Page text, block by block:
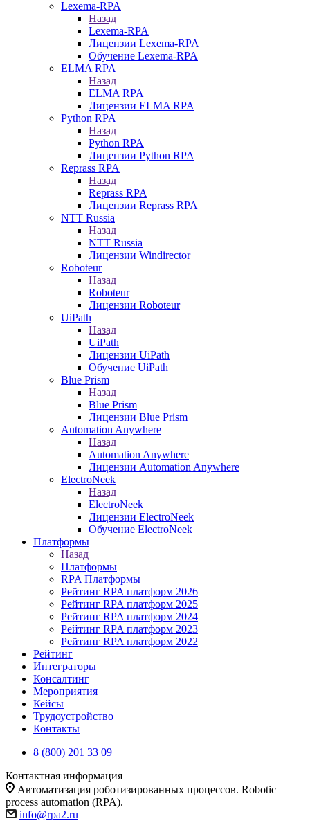
Lexema-RPA
Назад
Lexema-RPA
Лицензии Lexema-RPA
Обучение Lexema-RPA
ELMA RPA
Назад
ELMA RPA
Лицензии ELMA RPA
Python RPA
Назад
Python RPA
Лицензии Python RPA
Reprass RPA
Назад
Reprass RPA
Лицензии Reprass RPA
NTT Russia
Назад
NTT Russia
Лицензии Windirector
Roboteur
Назад
Roboteur
Лицензии Roboteur
UiPath
Назад
UiPath
Лицензии UiPath
Обучение UiPath
Blue Prism
Назад
Blue Prism
Лицензии Blue Prism
Automation Anywhere
Назад
Automation Anywhere
Лицензии Automation Anywhere
ElectroNeek
Назад
ElectroNeek
Лицензии ElectroNeek
Обучение ElectroNeek
Платформы
Назад
Платформы
RPA Платформы
Рейтинг RPA платформ 2026
Рейтинг RPA платформ 2025
Рейтинг RPA платформ 2024
Рейтинг RPA платформ 2023
Рейтинг RPA платформ 2022
Рейтинг
Интеграторы
Консалтинг
Mероприятия
Кейсы
Трудоустройство
Контакты
8 (800) 201 33 09
Контактная информация
Автоматизация роботизированных процессов. Robotic
process automation (RPA).
info@rpa2.ru